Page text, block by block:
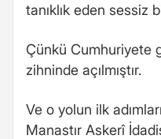
tanıklık eden sessiz
Çünkü Cumhuriyete
zihninde açılmıştır.
Ve o yolun ilk
Manastır Askerî